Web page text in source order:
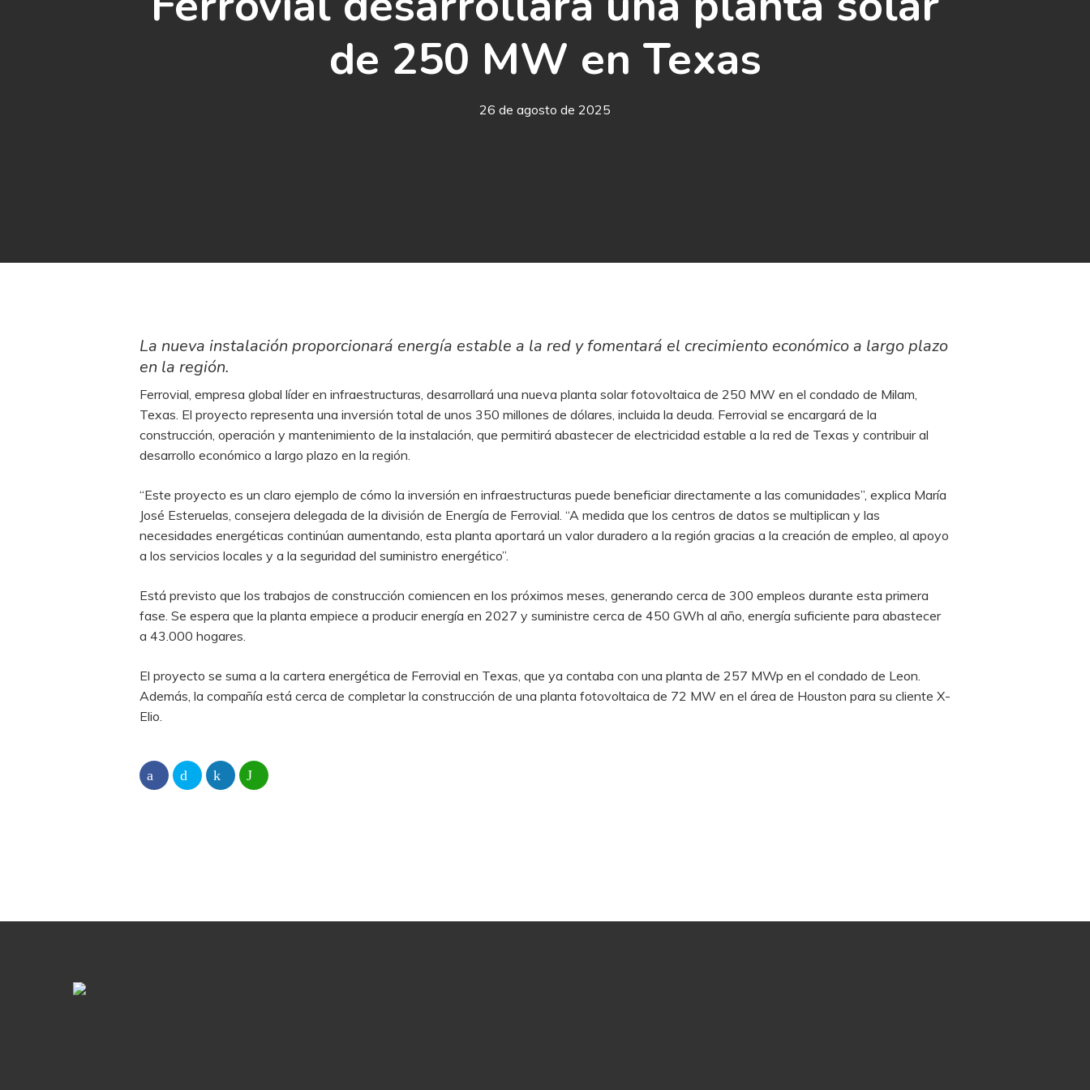
de 250 MW en Texas
26 de agosto de 2025
La nueva instalación proporcionará energía estable a la red y fomentará el crecimiento económico a largo plazo
en la región.
Ferrovial, empresa global líder en infraestructuras, desarrollará una nueva planta solar fotovoltaica de 250 MW en el condado de Milam,
Texas. El proyecto representa una inversión total de unos 350 millones de dólares, incluida la deuda. Ferrovial se encargará de la
construcción, operación y mantenimiento de la instalación, que permitirá abastecer de electricidad estable a la red de Texas y contribuir al
desarrollo económico a largo plazo en la región.
“Este proyecto es un claro ejemplo de cómo la inversión en infraestructuras puede beneficiar directamente a las comunidades”, explica María
José Esteruelas, consejera delegada de la división de Energía de Ferrovial. “A medida que los centros de datos se multiplican y las
necesidades energéticas continúan aumentando, esta planta aportará un valor duradero a la región gracias a la creación de empleo, al apoyo
a los servicios locales y a la seguridad del suministro energético”.
Está previsto que los trabajos de construcción comiencen en los próximos meses, generando cerca de 300 empleos durante esta primera
fase. Se espera que la planta empiece a producir energía en 2027 y suministre cerca de 450 GWh al año, energía suficiente para abastecer
a 43.000 hogares.
El proyecto se suma a la cartera energética de Ferrovial en Texas, que ya contaba con una planta de 257 MWp en el condado de Leon.
Además, la compañía está cerca de completar la construcción de una planta fotovoltaica de 72 MW en el área de Houston para su cliente X-
Elio.